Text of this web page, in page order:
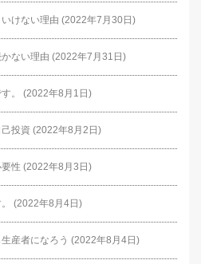
けない理由 (2022年7月30日)
ない理由 (2022年7月31日)
。 (2022年8月1日)
投資 (2022年8月2日)
性 (2022年8月3日)
(2022年8月4日)
産者になろう (2022年8月4日)